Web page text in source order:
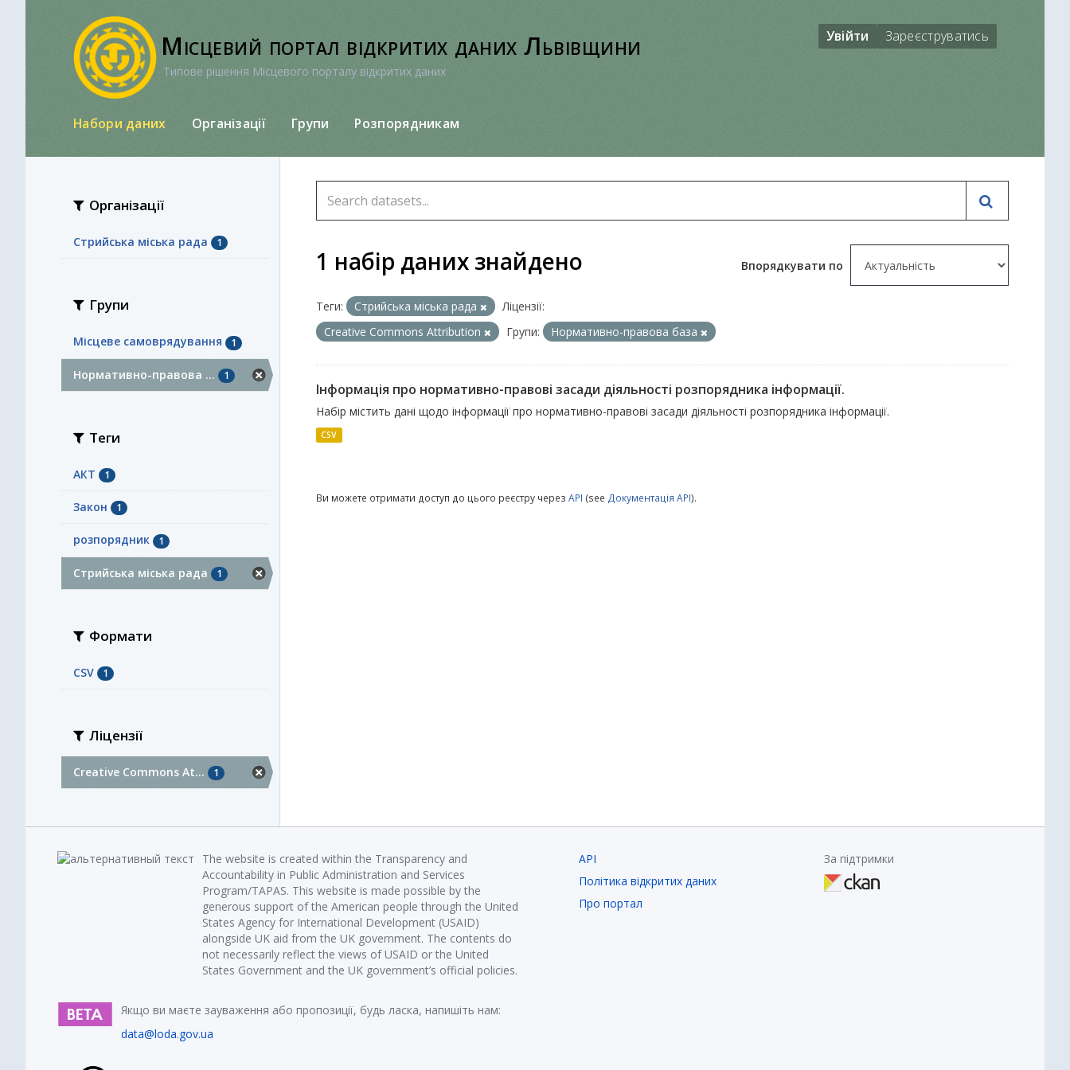
Місцевий портал відкритих даних Львівщини
Типове рішення Місцевого порталу відкритих даних
Увійти Зареєструватись
Набори даних Організації Групи Розпорядникам
Організації
Стрийська міська рада 1
Групи
Місцеве самоврядування 1
Нормативно-правова ... 1
Теги
АКТ 1
Закон 1
розпорядник 1
Стрийська міська рада 1
Формати
CSV 1
Ліцензії
Creative Commons At... 1
Впорядкувати по
1 набір даних знайдено
Теги: Стрийська міська рада
Ліцензії:
Creative Commons Attribution
Групи: Нормативно-правова база
Інформація про нормативно-правові засади діяльності розпорядника інформації.
Набір містить дані щодо інформації про нормативно-правові засади діяльності розпорядника інформації.
CSV
Ви можете отримати доступ до цього реєстру через API (see Документація API).
The website is created within the Transparency and
Accountability in Public Administration and Services
Program/TAPAS. This website is made possible by the
generous support of the American people through the United
States Agency for International Development (USAID)
alongside UK aid from the UK government. The contents do
not necessarily reflect the views of USAID or the United
States Government and the UK government’s official policies.
Якщо ви маєте зауваження або пропозиції, будь ласка, напишіть нам:
data@loda.gov.ua
API
Політика відкритих даних
Про портал
За підтримки